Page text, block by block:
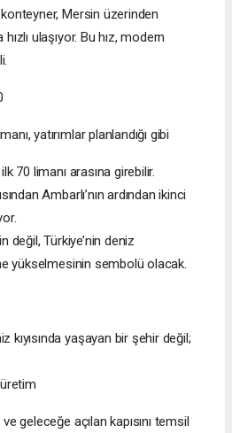
Mersin üzerinden
ulaşıyor. Bu hız, modern
yatırımlar planlandığı gibi
70 limanı arasına girebilir.
Ambarlı’nın ardından ikinci
değil, Türkiye’nin deniz
yükselmesinin sembolü olacak.
kıyısında yaşayan bir şehir değil;
geleceğe açılan kapısını temsil